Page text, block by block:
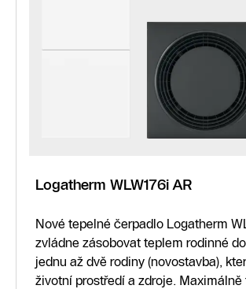
Logatherm WLW176i AR
Nové tepelné čerpadlo Logatherm
zvládne zásobovat teplem rodinné
jednu až dvě rodiny (novostavba),
životní prostředí a zdroje. Maximálně